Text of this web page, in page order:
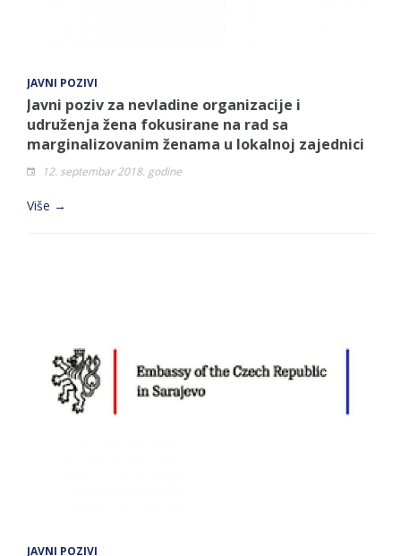
JAVNI POZIVI
Javni poziv za nevladine organizacije i
udruženja žena fokusirane na rad sa
marginalizovanim ženama u lokalnoj zajednici
12. septembar 2018. godine
Više →
JAVNI POZIVI